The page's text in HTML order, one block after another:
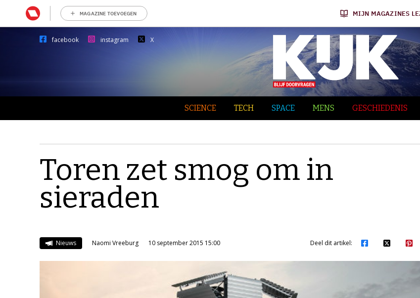
MAGAZINE TOEVOEGEN MIJN MAGAZINES
facebook instagram X
SCIENCE TECH SPACE MENS GESCHIEDENIS
Toren zet smog om in
sieraden
Nieuws Naomi Vreeburg 10 september 2015 15:00 Deel dit artikel: